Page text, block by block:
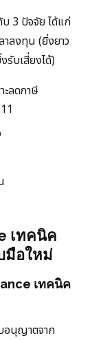
บ 3 ปัจจัย ได้แก่
าลงทุน (ยิ่งยาว
รับเสี่ยงได้)
ลดภาษี
เทคนิค
มือใหม่
เทคนิค
อนุญาตจาก